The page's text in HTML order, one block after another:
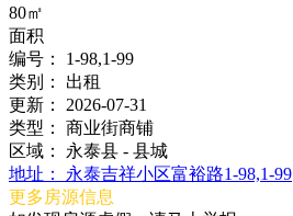
80㎡
面积
编号：
1-98,1-99
类别：
出租
更新：
2026-07-31
类型：
商业街商铺
区域：
永泰县 - 县城
地址：
永泰吉祥小区富裕路1-98,1-99
更多房源信息